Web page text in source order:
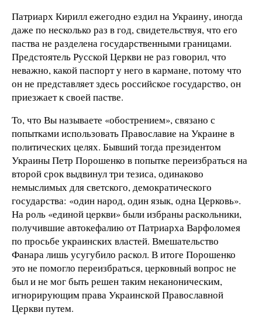
Патриарх Кирилл ежегодно ездил на Украину, иногда
даже по несколько раз в год, свидетельствуя, что его
паства не разделена государственными границами.
Предстоятель Русской Церкви не раз говорил, что
неважно, какой паспорт у него в кармане, потому что
он не представляет здесь российское государство, он
приезжает к своей пастве.
То, что Вы называете «обострением», связано с
попытками использовать Православие на Украине в
политических целях. Бывший тогда президентом
Украины Петр Порошенко в попытке переизбраться на
второй срок выдвинул три тезиса, одинаково
немыслимых для светского, демократического
государства: «один народ, один язык, одна Церковь».
На роль «единой церкви» были избраны раскольники,
получившие автокефалию от Патриарха Варфоломея
по просьбе украинских властей. Вмешательство
Фанара лишь усугубило раскол. В итоге Порошенко
это не помогло переизбраться, церковный вопрос не
был и не мог быть решен таким неканоническим,
игнорирующим права Украинской Православной
Церкви путем.